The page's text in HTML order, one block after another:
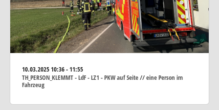
10.03.202510:36 - 11:55
TH_PERSON_KLEMMT - LdF - LZ1 - PKW auf Seite // eine Person im
Fahrzeug